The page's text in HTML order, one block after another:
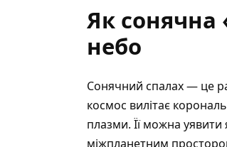
Як сонячна
небо
Сонячний спалах — це
космос вилітає
плазми. Її можна
міжпланетним